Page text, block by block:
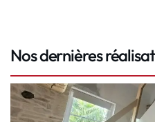
Nos dernières